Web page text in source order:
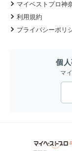
マイベストプロ神
利用規約
プライバシーポリ
個
マ